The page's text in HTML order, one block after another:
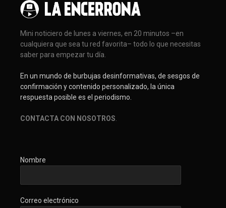
Mini noticiero de lunes a viernes, en 20 minutos –en
cualquiera que sea tu red favorita– todo lo que necesitas
saber para empezar tu día.
En un mundo de burbujas desinformativas, de sesgos de
confirmación y contenido personalizado, la única
respuesta posible es el periodismo.
CONTACTA CON NOSOTROS.
Nombre
Correo electrónico